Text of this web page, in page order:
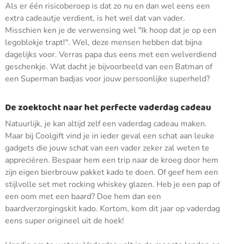
Als er één risicoberoep is dat zo nu en dan wel eens een
extra cadeautje verdient, is het wel dat van vader.
Misschien ken je de verwensing wel "Ik hoop dat je op een
legoblokje trapt!". Wel, deze mensen hebben dat bijna
dagelijks voor. Verras papa dus eens met een welverdiend
geschenkje. Wat dacht je bijvoorbeeld van een Batman of
een Superman badjas voor jouw persoonlijke superheld?
De zoektocht naar het perfecte vaderdag cadeau
Natuurlijk, je kan altijd zelf een vaderdag cadeau maken.
Maar bij Coolgift vind je in ieder geval een schat aan leuke
gadgets die jouw schat van een vader zeker zal weten te
appreciëren. Bespaar hem een trip naar de kroeg door hem
zijn eigen bierbrouw pakket kado te doen. Of geef hem een
stijlvolle set met rocking whiskey glazen. Heb je een pap of
een oom met een baard? Doe hem dan een
baardverzorgingskit kado. Kortom, kom dit jaar op vaderdag
eens super origineel uit de hoek!